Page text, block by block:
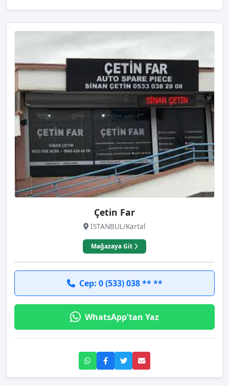
Çetin Far
İSTANBUL/Kartal
Mağazaya Git
Cep: 0 (533) 038 ** **
WhatsApp'tan Yaz